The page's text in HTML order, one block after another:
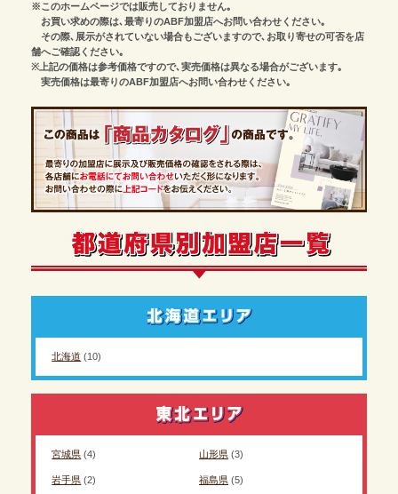
※このホームページでは販売しておりません｡
お買い求めの際は､最寄りのABF加盟店へお問い合わせください｡
その際､展示がされていない場合もございますので､お取り寄せの可否を店
舗へご確認ください｡
※上記の価格は参考価格ですので､実売価格は異なる場合がございます｡
実売価格は最寄りのABF加盟店へお問い合わせください｡
北海道 (10)
宮城県 (4) 山形県(3)
岩手県 (2) 福島県(5)